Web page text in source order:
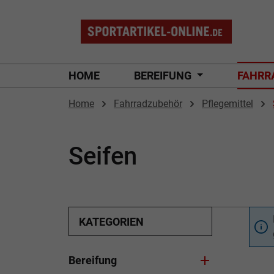
HOME BEREIFUNG
Home Fahrradzubehör Pflegemittel
Seifen
KATEGORIEN
Bereifung